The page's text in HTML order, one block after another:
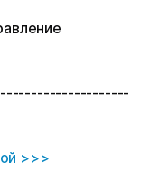
>>>